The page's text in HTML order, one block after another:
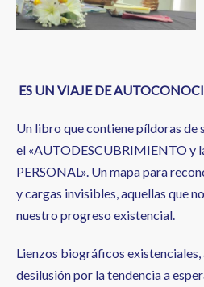
ES UN VIAJE DE
Un libro que contiene píldoras de
el «AUTODESCUBRIMIENTO y
PERSONAL». Un mapa para
y cargas invisibles, aquellas que
nuestro progreso existencial.
Lienzos biográficos
desilusión por la tendencia a